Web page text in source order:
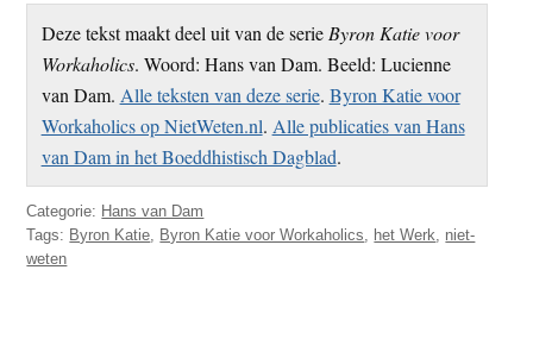
Deze tekst maakt deel uit van de serie Byron Katie voor
Workaholics. Woord: Hans van Dam. Beeld: Lucienne
van Dam. Alle teksten van deze serie. Byron Katie voor
Workaholics op NietWeten.nl. Alle publicaties van Hans
van Dam in het Boeddhistisch Dagblad.
Categorie: Hans van Dam
Tags: Byron Katie, Byron Katie voor Workaholics, het Werk, niet-
weten